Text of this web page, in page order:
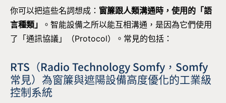
你可以把這些名詞想成： 窗簾跟人類溝通時，使用的「語
言種類」
。智能設備之所以能互相溝通，是因為它們使用
了「通訊協議」（Protocol）。常見的包括：
RTS（Radio Technology Somfy ，Somfy
常見）為窗簾與遮陽設備高度優化的工業級
控制系統